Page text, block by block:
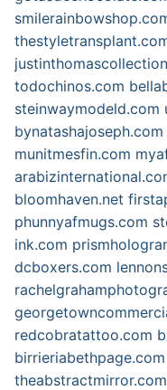
todochinos.com
steinwaymodeld.com
bynatashajoseph.com
munitmesfin.com
bloomhaven.net
phunnyafmugs.com
ink.com
dcboxers.com
redcobratattoo.com
birrieriabethpage.com
theabstractmirror.com